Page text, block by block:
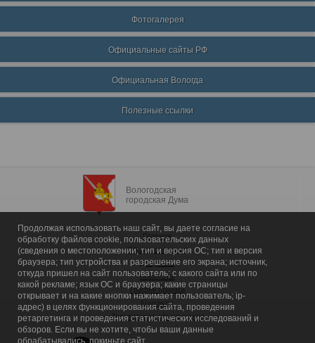
Фотогалерея
Официальные сайты РФ
Официальная Вологда
Полезные ссылки
Вологодская
городская Дума
Главная
Общие сведения
Депутаты
Комитеты
График приема
Контакты
Депутатские объединения
Продолжая использовать наш сайт, вы даете согласие на
обработку файлов cookie, пользовательских данных
(сведения о местоположении; тип и версия ОС; тип и версия
браузера; тип устройства и разрешение его экрана; источник,
откуда пришел на сайт пользователь; с какого сайта или по
какой рекламе; язык ОС и браузера; какие страницы
открывает и на какие кнопки нажимает пользователь; ip-
адрес) в целях функционирования сайта, проведения
ретаргетинга и проведения статистических исследований и
обзоров. Если вы не хотите, чтобы ваши данные
обрабатывались, покиньте сайт